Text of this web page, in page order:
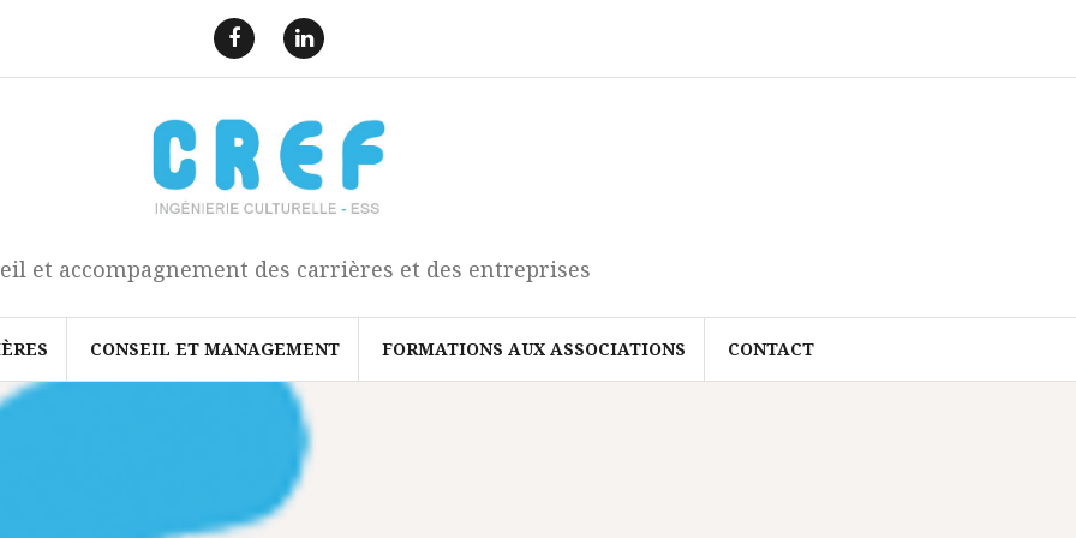
a
c
b
o
k
i
k
e
d
I
n
et accompagnement des carrières et des entreprises
CONSEIL ET MANAGEMENT FORMATIONS AUX ASSOCIATIONS CONTACT